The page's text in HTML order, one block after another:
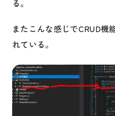
る。
またこんな感じでCRUD機
れている。